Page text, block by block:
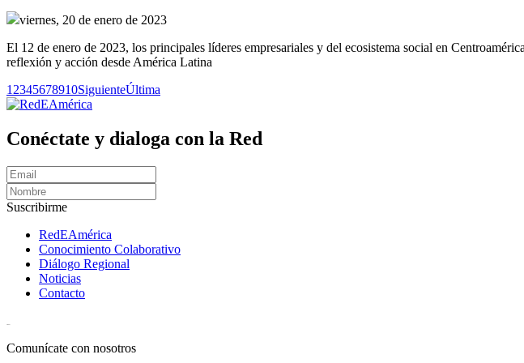
viernes, 20 de enero de 2023
El 12 de enero de 2023, los principales líderes empresariales y del ecosistema social en
reflexión y acción desde América Latina
1 2345678910SiguienteÚltima
Conéctate y dialoga con la Red
Suscribirme
RedEAmérica
Conocimiento Colaborativo
Diálogo Regional
Noticias
Contacto
Comunícate con nosotros